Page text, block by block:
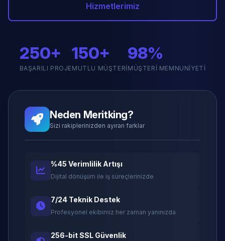
Hizmetlerimiz
250+
BAŞARILI PROJE
150+
MUTLU MÜŞTERI
98%
MÜŞTERI MEMNUNIYETI
Neden Meritking?
Sizi rakiplerinizden ayıran farklar
%45 Verimlilik Artışı
Dijital dönüşüm ile iş süreçlerinizde
7/24 Teknik Destek
Profesyonel ekibimiz her zaman yanınızda
256-bit SSL Güvenlik